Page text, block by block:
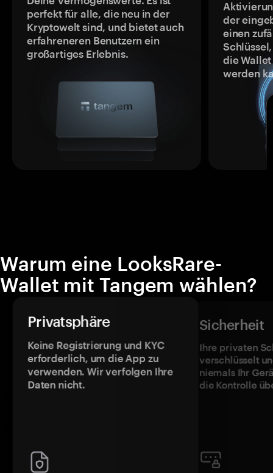
perfekt für alle, die neu in der
Kryptowelt sind, und bietet auch
erfahreneren Benutzern ein
großartiges Erlebnis.
der
einen
die
werden
Warum eine LooksRare-
Wallet mit Tangem wählen?
Privatsphäre
Keine Registrierung und KYC
erforderlich, um die App zu
verwenden. Wir verfolgen Ihre
Daten nicht.
Sicherheit
Ihre privaten
verschlüsselt
niemals Ihr
die Kontrolle